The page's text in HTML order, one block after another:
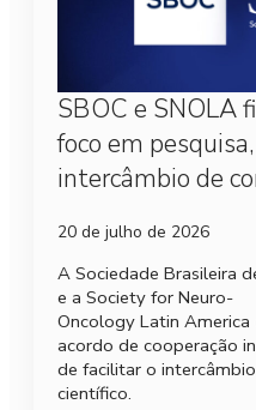
SBOC e SNOLA
foco em
intercâmbio de
20 de julho de 2026
A Sociedade Brasileira
e a Society for Neuro-
Oncology Latin
acordo de cooperação
de facilitar o
científico.